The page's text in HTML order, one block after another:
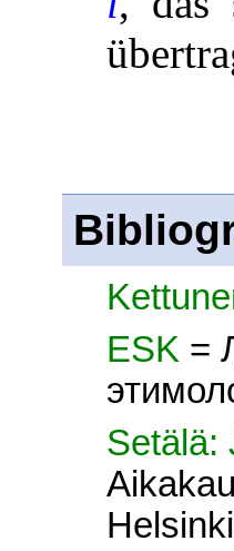
ESK =
Setälä: